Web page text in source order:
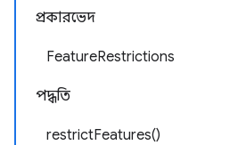
প্রকারভেদ
FeatureRestrictions
পদ্ধতি
restrictFeatures()